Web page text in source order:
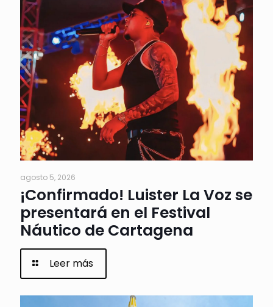
agosto 5, 2026
¡Confirmado! Luister La Voz se
presentará en el Festival
Náutico de Cartagena
Leer más